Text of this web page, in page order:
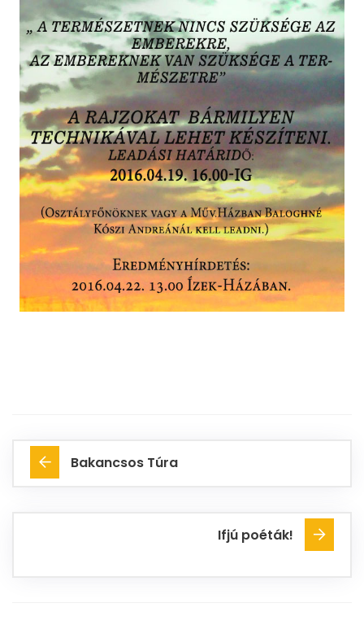
Bakancsos Túra
Ifjú poéták!